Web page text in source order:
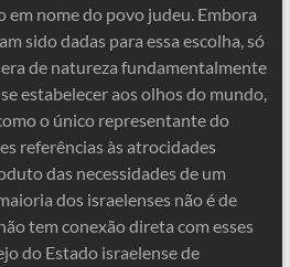
em nome do povo judeu. Embora
sido dadas para essa escolha, só
de natureza fundamentalmente
estabelecer aos olhos do mundo,
o único representante do
referências às atrocidades
das necessidades de um
dos israelenses não é de
tem conexão direta com esses
do Estado israelense de